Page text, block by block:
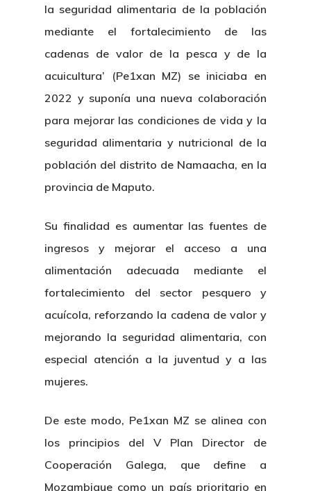
la seguridad alimentaria de la población
mediante el fortalecimiento de las
cadenas de valor de la pesca y de la
acuicultura’ (Pe1xan MZ) se iniciaba en
2022 y suponía una nueva colaboración
para mejorar las condiciones de vida y la
seguridad alimentaria y nutricional de la
población del distrito de Namaacha, en la
provincia de Maputo.
Su finalidad es aumentar las fuentes de
ingresos y mejorar el acceso a una
alimentación adecuada mediante el
fortalecimiento del sector pesquero y
acuícola, reforzando la cadena de valor y
mejorando la seguridad alimentaria, con
especial atención a la juventud y a las
mujeres.
De este modo, Pe1xan MZ se alinea con
los principios del V Plan Director de
Cooperación Galega, que define a
Mozambique como un país prioritario en